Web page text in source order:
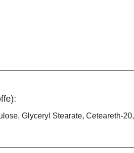
Glyceryl Stearate, Ceteareth-20,